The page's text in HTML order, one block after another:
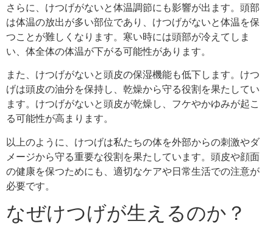
さらに、けつげがないと体温調節にも影響が出ます。頭部
は体温の放出が多い部位であり、けつげがないと体温を保
つことが難しくなります。寒い時には頭部が冷えてしま
い、体全体の体温が下がる可能性があります。
また、けつげがないと頭皮の保湿機能も低下します。けつ
げは頭皮の油分を保持し、乾燥から守る役割を果たしてい
ます。けつげがないと頭皮が乾燥し、フケやかゆみが起こ
る可能性が高まります。
以上のように、けつげは私たちの体を外部からの刺激やダ
メージから守る重要な役割を果たしています。頭皮や顔面
の健康を保つためにも、適切なケアや日常生活での注意が
必要です。
なぜけつげが生えるのか？